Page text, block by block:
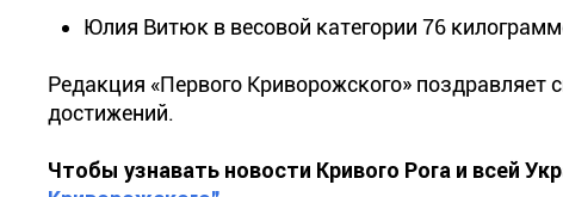
Юлия Витюк в весовой категории 76
Редакция «Первого Криворожского» поздравляет
достижений.
Чтобы узнавать новости Кривого Рога и всей